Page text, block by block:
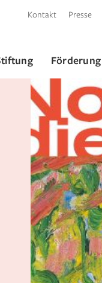
Kontakt Presse
Förderung